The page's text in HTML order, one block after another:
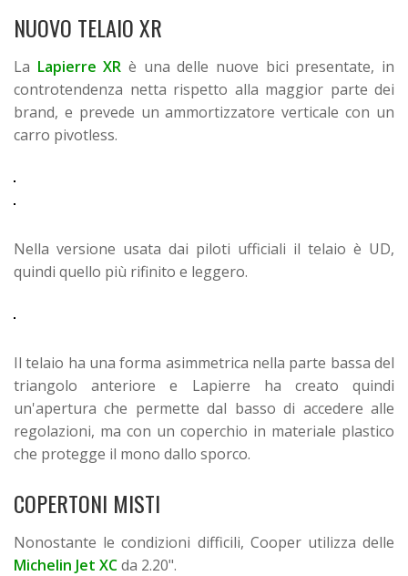
NUOVO TELAIO XR
La Lapierre XR è una delle nuove bici presentate, in
controtendenza netta rispetto alla maggior parte dei
brand, e prevede un ammortizzatore verticale con un
carro pivotless.
Nella versione usata dai piloti ufficiali il telaio è UD,
quindi quello più rifinito e leggero.
Il telaio ha una forma asimmetrica nella parte bassa del
triangolo anteriore e Lapierre ha creato quindi
un'apertura che permette dal basso di accedere alle
regolazioni, ma con un coperchio in materiale plastico
che protegge il mono dallo sporco.
COPERTONI MISTI
Nonostante le condizioni difficili, Cooper utilizza delle
Michelin Jet XCda 2.20".